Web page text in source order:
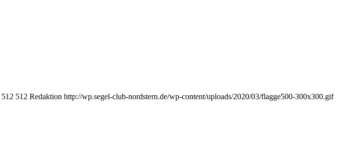
512 512 Redaktion http://wp.segel-club-nordstern.de/wp-content/uploads/2020/03/flagge500-300x300.gif